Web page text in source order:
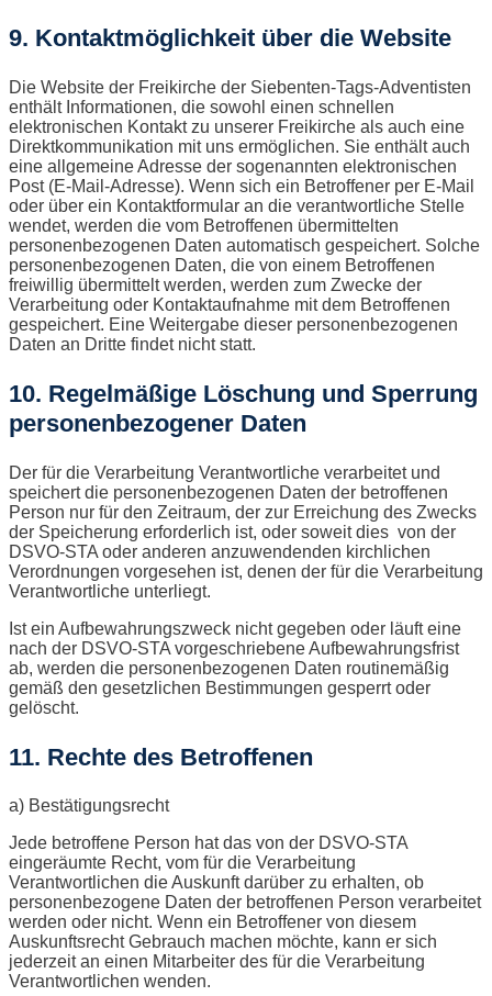
9. Kontaktmöglichkeit über die Website
Die Website der Freikirche der Siebenten-Tags-Adventisten
enthält Informationen, die sowohl einen schnellen
elektronischen Kontakt zu unserer Freikirche als auch eine
Direktkommunikation mit uns ermöglichen. Sie enthält auch
eine allgemeine Adresse der sogenannten elektronischen
Post (E-Mail-Adresse). Wenn sich ein Betroffener per E-Mail
oder über ein Kontaktformular an die verantwortliche Stelle
wendet, werden die vom Betroffenen übermittelten
personenbezogenen Daten automatisch gespeichert. Solche
personenbezogenen Daten, die von einem Betroffenen
freiwillig übermittelt werden, werden zum Zwecke der
Verarbeitung oder Kontaktaufnahme mit dem Betroffenen
gespeichert. Eine Weitergabe dieser personenbezogenen
Daten an Dritte findet nicht statt.
10. Regelmäßige Löschung und Sperrung
personenbezogener Daten
Der für die Verarbeitung Verantwortliche verarbeitet und
speichert die personenbezogenen Daten der betroffenen
Person nur für den Zeitraum, der zur Erreichung des Zwecks
der Speicherung erforderlich ist, oder soweit dies von der
DSVO-STA oder anderen anzuwendenden kirchlichen
Verordnungen vorgesehen ist, denen der für die Verarbeitung
Verantwortliche unterliegt.
Ist ein Aufbewahrungszweck nicht gegeben oder läuft eine
nach der DSVO-STA vorgeschriebene Aufbewahrungsfrist
ab, werden die personenbezogenen Daten routinemäßig
gemäß den gesetzlichen Bestimmungen gesperrt oder
gelöscht.
11. Rechte des Betroffenen
a) Bestätigungsrecht
Jede betroffene Person hat das von der DSVO-STA
eingeräumte Recht, vom für die Verarbeitung
Verantwortlichen die Auskunft darüber zu erhalten, ob
personenbezogene Daten der betroffenen Person verarbeitet
werden oder nicht. Wenn ein Betroffener von diesem
Auskunftsrecht Gebrauch machen möchte, kann er sich
jederzeit an einen Mitarbeiter des für die Verarbeitung
Verantwortlichen wenden.